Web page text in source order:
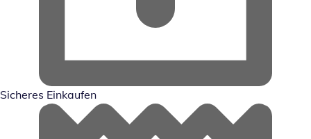
Sicheres Einkaufen